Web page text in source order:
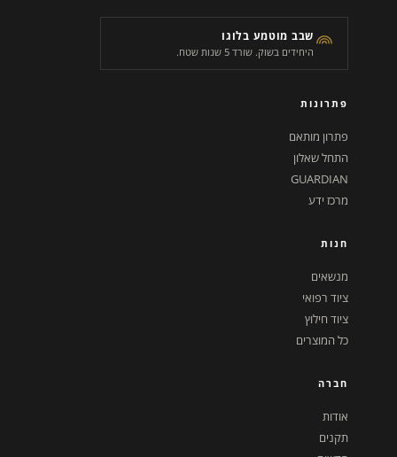
שבב מוטמע בלוגו
היחידים בשוק. שורד 5 שנות שטח.
פתרונות
פתרון מותאם
התחל שאלון
GUARDIAN
מרכז ידע
חנות
מנשאים
ציוד רפואי
ציוד חילוץ
כל המוצרים
חברה
אודות
תקנים